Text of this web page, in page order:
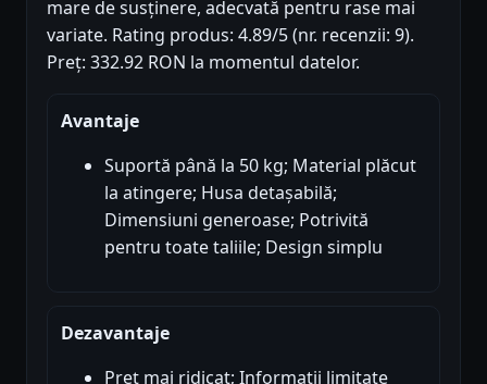
mare de susținere, adecvată pentru rase mai
variate. Rating produs: 4.89/5 (nr. recenzii: 9).
Preț: 332.92 RON la momentul datelor.
Avantaje
Suportă până la 50 kg; Material plăcut
la atingere; Husa detașabilă;
Dimensiuni generoase; Potrivită
pentru toate taliile; Design simplu
Dezavantaje
Preț mai ridicat; Informatii limitate